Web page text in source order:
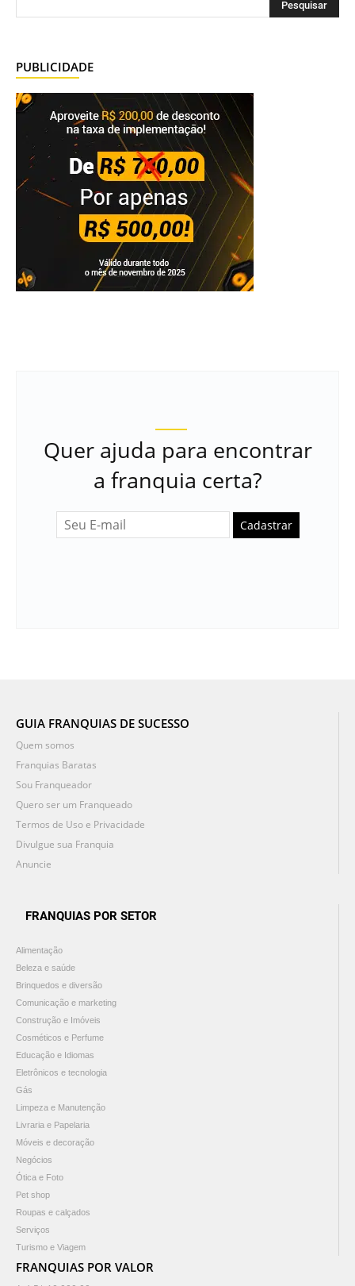
PUBLICIDADE
Quer ajuda para encontrar
a franquia certa?
Cadastrar
GUIA FRANQUIAS DE SUCESSO
Quem somos
Franquias Baratas
Sou Franqueador
Quero ser um Franqueado
Termos de Uso e Privacidade
Divulgue sua Franquia
Anuncie
FRANQUIAS POR SETOR
Alimentação
Beleza e saúde
Brinquedos e diversão
Comunicação e marketing
Construção e Imóveis
Cosméticos e Perfume
Educação e Idiomas
Eletrônicos e tecnologia
Gás
Limpeza e Manutenção
Livraria e Papelaria
Móveis e decoração
Negócios
Ótica e Foto
Pet shop
Roupas e calçados
Serviços
Turismo e Viagem
FRANQUIAS POR VALOR